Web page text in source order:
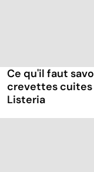
Ce qu'il faut
crevettes cuites
Listeria